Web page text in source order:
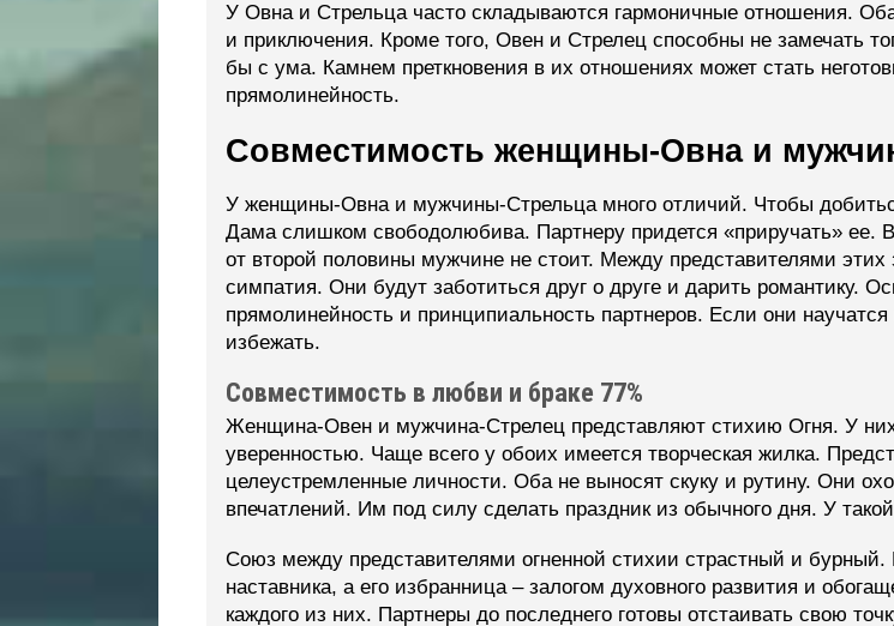
У Овна и Стрельца часто складываются гармоничные отношения.
и приключения. Кроме того, Овен и Стрелец способны не замечать
бы с ума. Камнем преткновения в их отношениях может стать
прямолинейность.
Совместимость женщины-Овна и
У женщины-Овна и мужчины-Стрельца много отличий. Чтобы
Дама слишком свободолюбива. Партнеру придется «приручать» ее.
от второй половины мужчине не стоит. Между представителями этих
симпатия. Они будут заботиться друг о друге и дарить романтику.
прямолинейность и принципиальность партнеров. Если они
избежать.
Совместимость в любви и браке 77%
Женщина-Овен и мужчина-Стрелец представляют стихию Огня. У
уверенностью. Чаще всего у обоих имеется творческая жилка.
целеустремленные личности. Оба не выносят скуку и рутину. Они
впечатлений. Им под силу сделать праздник из обычного дня. У
Союз между представителями огненной стихии страстный и
наставника, а его избранница – залогом духовного развития и
каждого из них. Партнеры до последнего готовы отстаивать свою